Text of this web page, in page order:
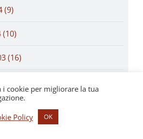
(9)
(10)
(16)
i cookie per migliorare la tua
Policy OK